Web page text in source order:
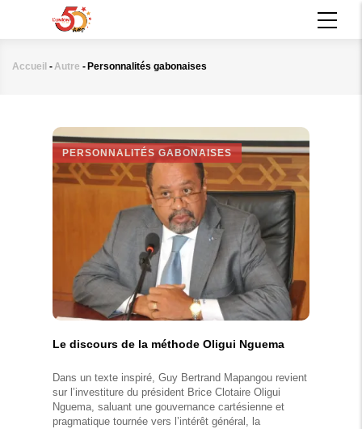
principal
Fil
Accueil -Autre - Personnalités gabonaises
PERSONNALITÉS GABONAISES
Le discours de la méthode Oligui Nguema
Dans un texte inspiré, Guy Bertrand Mapangou revient
sur l’investiture du président Brice Clotaire Oligui
Nguema, saluant une gouvernance cartésienne et
pragmatique tournée vers l’intérêt général, la